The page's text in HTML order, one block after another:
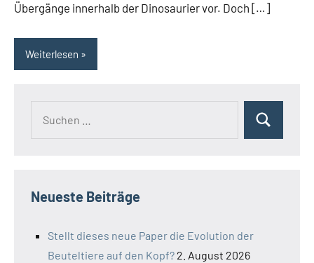
Übergänge innerhalb der Dinosaurier vor. Doch […]
Weiterlesen
Suchen
Neueste Beiträge
Stellt dieses neue Paper die Evolution der
Beuteltiere auf den Kopf? 2. August 2026